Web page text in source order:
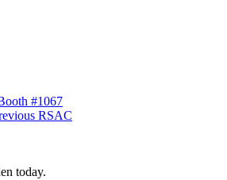
#1067
RSAC
today.